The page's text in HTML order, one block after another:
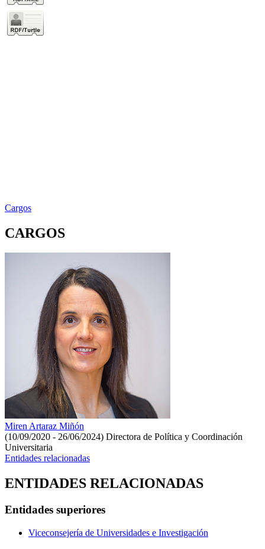
Cargos
CARGOS
Miren Artaraz Miñón
(10/09/2020 - 26/06/2024) Directora de Política y Coordinación
Universitaria
Entidades relacionadas
ENTIDADES RELACIONADAS
Entidades superiores
Viceconsejería de Universidades e Investigación